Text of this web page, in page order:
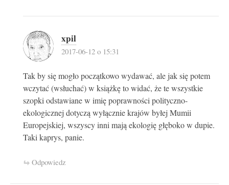
xpil
2017-06-12 o 15:31
Tak by się mogło początkowo wydawać, ale jak się potem
wczytać (wsłuchać) w książkę to widać, że te wszystkie
szopki odstawiane w imię poprawności polityczno-
ekologicznej dotyczą wyłącznie krajów byłej Mumii
Europejskiej, wszyscy inni mają ekologię głęboko w dupie.
Taki kaprys, panie.
Odpowiedz